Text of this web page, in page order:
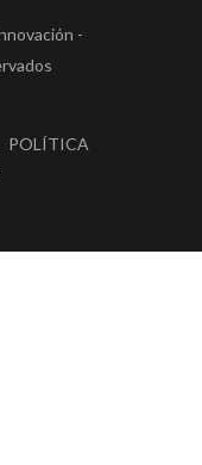
-
POLÍTICA